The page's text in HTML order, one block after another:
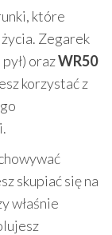
które
Zegarek
orazWR50
korzystać z
skupiać się na
właśnie